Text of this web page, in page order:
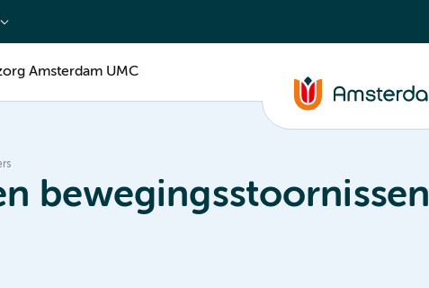
Amsterdam UMC
bewegingsstoornissen